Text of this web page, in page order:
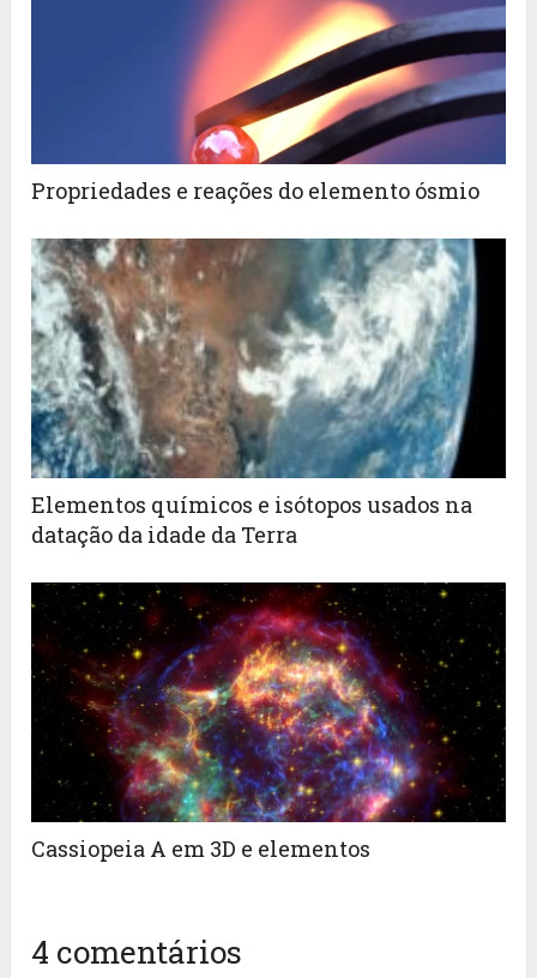
Propriedades e reações do elemento ósmio
Elementos químicos e isótopos usados na
datação da idade da Terra
Cassiopeia A em 3D e elementos
4 comentários